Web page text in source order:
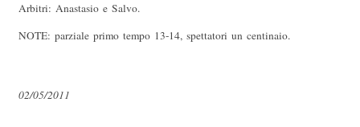
Arbitri: Anastasio e Salvo.
NOTE: parziale primo tempo 13-14, spettatori un centinaio.
02/05/2011